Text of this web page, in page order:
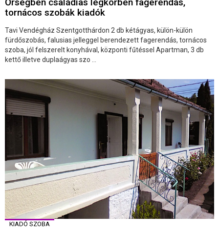
Őrségben családias légkörben fagerendás,
tornácos szobák kiadók
Tavi Vendégház Szentgotthárdon 2 db kétágyas, külön-külön
fürdőszobás, falusias jelleggel berendezett fagerendás, tornácos
szoba, jól felszerelt konyhával, központi fűtéssel Apartman, 3 db
kettő illetve duplaágyas szo ...
KIADÓ SZOBA